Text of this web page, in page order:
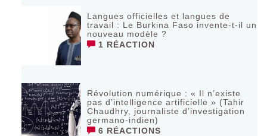
Langues officielles et langues de
travail : Le Burkina Faso invente-t-il un
nouveau modèle ?
1 RÉACTION
Révolution numérique : « Il n’existe
pas d’intelligence artificielle » (Tahir
Chaudhry, journaliste d’investigation
germano-indien)
6 RÉACTIONS